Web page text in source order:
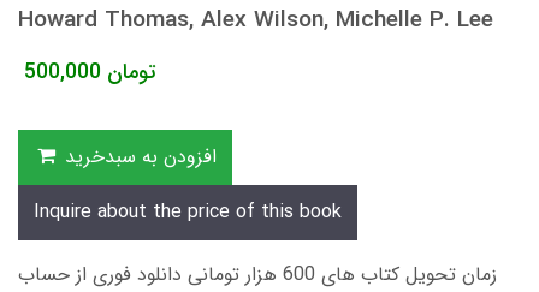
Howard Thomas, Alex Wilson, Michelle P. Lee
500,000 تومان
افزودن به سبدخرید
Inquire about the price of this book
زمان تحویل کتاب های 600 هزار تومانی دانلود فوری از حساب